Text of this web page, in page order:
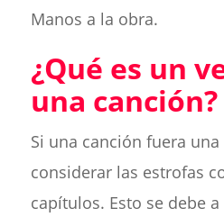
Manos a la obra.
¿Qué es un
una canción?
Si una canción fuera
considerar las estrofas
capítulos. Esto se debe